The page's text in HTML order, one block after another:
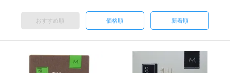
おすすめ順 価格順 新着順